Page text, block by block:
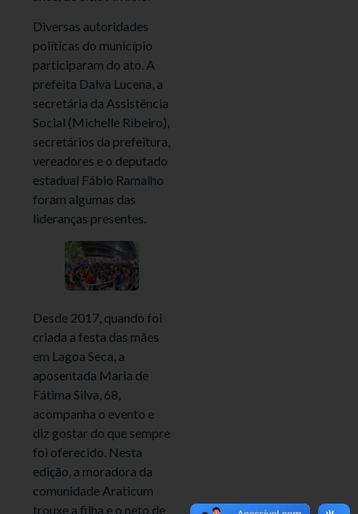
Diversas autoridades
políticas do município
participaram do ato. A
prefeita Dalva Lucena, a
secretária da Assistência
Social (Michelle Ribeiro),
secretários da prefeitura,
vereadores e o deputado
estadual Fábio Ramalho
foram algumas das
lideranças presentes.
Desde 2017, quando foi
criada a festa das mães
em Lagoa Seca, a
aposentada Maria de
Fátima Silva, 68,
acompanha o evento e
diz gostar do que sempre
foi oferecido. Nesta
edição, a moradora da
comunidade Araticum
trouxe a filha e o neto de